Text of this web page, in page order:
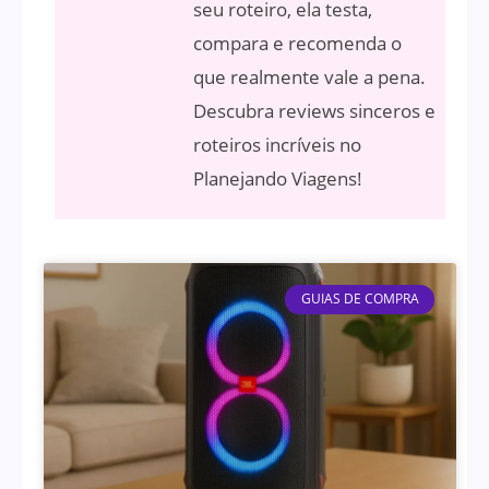
seu roteiro, ela testa,
compara e recomenda o
que realmente vale a pena.
Descubra reviews sinceros e
roteiros incríveis no
Planejando Viagens!
GUIAS DE COMPRA